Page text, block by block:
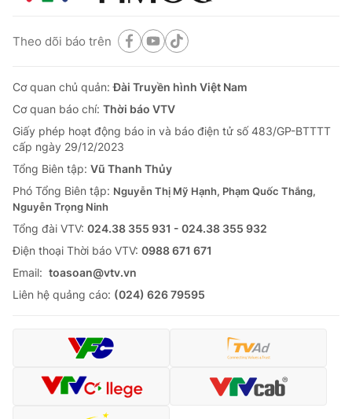
Theo dõi báo trên
Cơ quan chủ quản:Đài Truyền hình Việt Nam
Cơ quan báo chí: Thời báo VTV
Giấy phép hoạt động báo in và báo điện tử số 483/GP-BTTTT
cấp ngày 29/12/2023
Tổng Biên tập: Vũ Thanh Thủy
Phó Tổng Biên tập: Nguyễn Thị Mỹ Hạnh, Phạm Quốc Thắng,
Nguyễn Trọng Ninh
Tổng đài VTV: 024.38 355 931 - 024.38 355 932
Ðiện thoại Thời báo VTV: 0988 671 671
Email: toasoan@vtv.vn
Liên hệ quảng cáo: (024) 626 79595